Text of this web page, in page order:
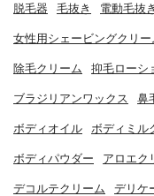
脱毛器 毛抜き 電動毛抜き
女性用シェービングクリー
除毛クリーム 抑毛ローシ
ブラジリアンワックス 鼻
ボディオイル ボディミル
ボディパウダー アロエク
デコルテクリーム デリケ